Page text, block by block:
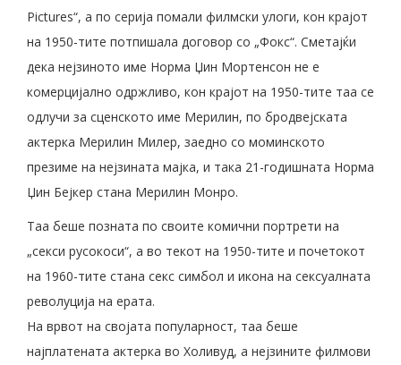
Pictures“, а по серија помали филмски улоги, кон крајот
на 1950-тите потпишала договор со „Фокс“. Сметајќи
дека нејзиното име Норма Џин Мортенсон не е
комерцијално одржливо, кон крајот на 1950-тите таа се
одлучи за сценското име Мерилин, по бродвејската
актерка Мерилин Милер, заедно со моминското
презиме на нејзината мајка, и така 21-годишната Норма
Џин Бејкер стана Мерилин Монро.
Таа беше позната по своите комични портрети на
„секси русокоси“, а во текот на 1950-тите и почетокот
на 1960-тите стана секс симбол и икона на сексуалната
револуција на ерата.
На врвот на својата популарност, таа беше
најплатената актерка во Холивуд, а нејзините филмови